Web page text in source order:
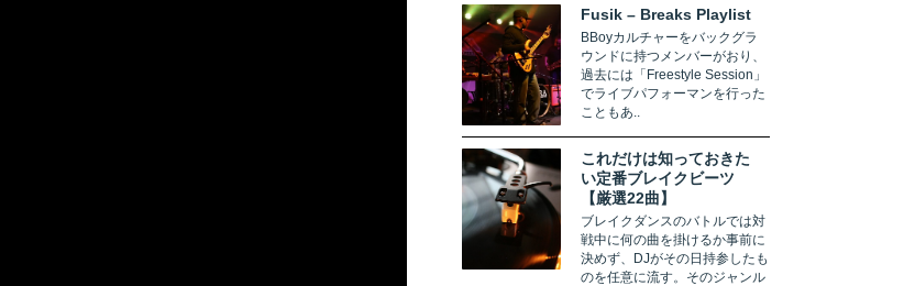
Fusik – Breaks Playlist
BBoyカルチャーをバックグラ
ウンドに持つメンバーがおり、
過去には「Freestyle Session」
でライブパフォーマンを行った
こともあ..
これだけは知っておきた
い定番ブレイクビーツ
【厳選22曲】
ブレイクダンスのバトルでは対
戦中に何の曲を掛けるか事前に
決めず、DJがその日持参したも
のを任意に流す。そのジャンル